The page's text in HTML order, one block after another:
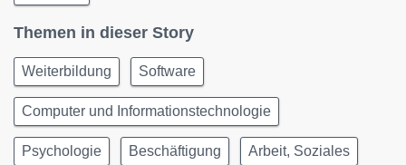
Themen in dieser Story
Weiterbildung Software
Computer und Informationstechnologie
Psychologie Beschäftigung Arbeit, Soziales